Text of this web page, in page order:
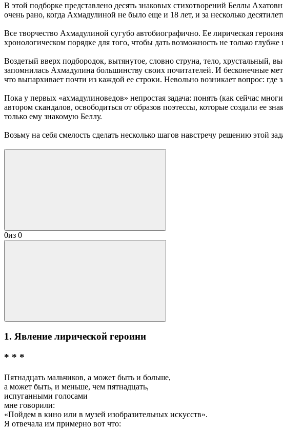
В этой подборке представлено десять знаковых стихотворений Беллы
очень рано, когда Ахмадулиной не было еще и 18 лет, и за несколько
Все творчество Ахмадулиной сугубо автобиографично. Ее лирическая
хронологическом порядке для того, чтобы дать возможность не только
Воздетый вверх подбородок, вытянутое, словно струна, тело, хрустальный,
запомнилась Ахмадулина большинству своих почитателей. И бесконечные
что выпархивает почти из каждой ее строки. Невольно возникает вопрос: где
Пока у первых «ахмадулиноведов» непростая задача: понять (как сейчас
автором скандалов, освободиться от образов поэтессы, которые создали
только ему знакомую Беллу.
Возьму на себя смелость сделать несколько шагов навстречу решению этой
0из 0
1. Явление лирической героини
* * *
Пятнадцать мальчиков, а может быть и больше,
а может быть, и меньше, чем пятнадцать,
испуганными голосами
мне говорили:
«Пойдем в кино или в музей изобразительных искусств».
Я отвечала им примерно вот что: